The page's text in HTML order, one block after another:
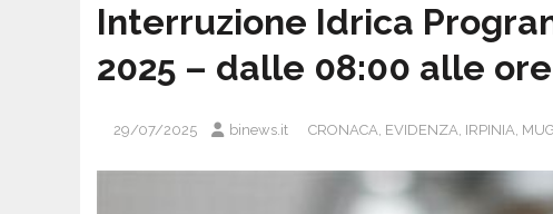
Interruzione Idrica
2025 – dalle 08:00 alle ore
29/07/2025 binews.it CRONACA, EVIDENZA, IRPINIA,